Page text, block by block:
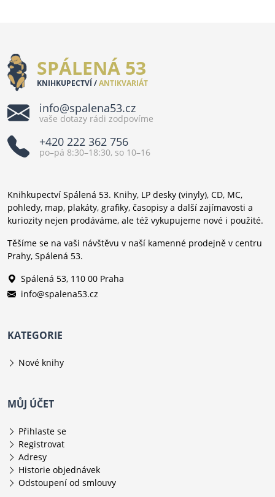
SPÁLENÁ 53
KNIHKUPECTVÍ /ANTIKVARIÁT
info@spalena53.cz
vaše dotazy rádi zodpovíme
+420 222 362 756
po–pá 8:30–18:30, so 10–16
Knihkupectví Spálená 53. Knihy, LP desky (vinyly), CD, MC,
pohledy, map, plakáty, grafiky, časopisy a další zajímavosti a
kuriozity nejen prodáváme, ale též vykupujeme nové i použité.
Těšíme se na vaši návštěvu v naší kamenné prodejně v centru
Prahy, Spálená 53.
Spálená 53, 110 00 Praha
info@spalena53.cz
KATEGORIE
Nové knihy
MŮJ ÚČET
Přihlaste se
Registrovat
Adresy
Historie objednávek
Odstoupení od smlouvy